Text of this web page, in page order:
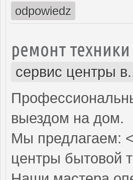
odpowiedz
ремонт
сервис центры
выездом на дом.
Мы предлагаем:
центры бытовой